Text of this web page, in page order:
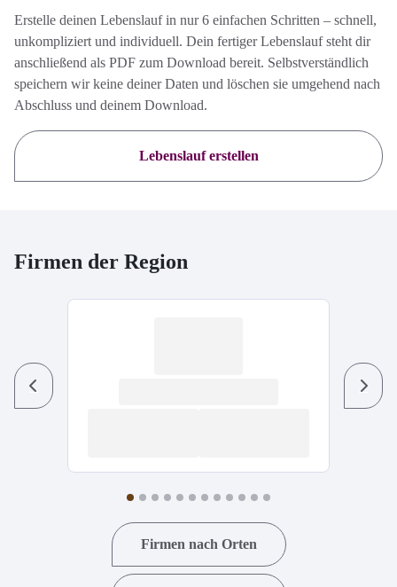
Erstelle deinen Lebenslauf in nur 6 einfachen Schritten – schnell,
unkompliziert und individuell. Dein fertiger Lebenslauf steht dir
anschließend als PDF zum Download bereit. Selbstverständlich
speichern wir keine deiner Daten und löschen sie umgehend nach
Abschluss und deinem Download.
Lebenslauf erstellen
Firmen der Region
Previous Next
Firmen nach Orten